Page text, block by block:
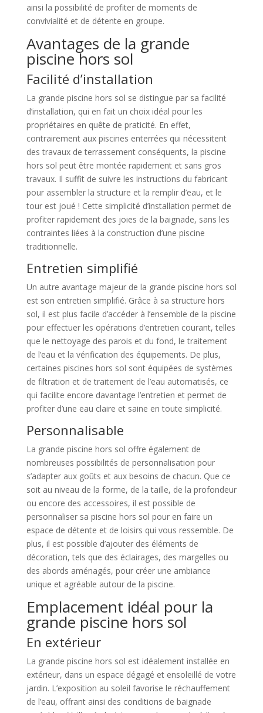
ainsi la possibilité de profiter de moments de
convivialité et de détente en groupe.
Avantages de la grande
piscine hors sol
Facilité d’installation
La grande piscine hors sol se distingue par sa facilité
d’installation, qui en fait un choix idéal pour les
propriétaires en quête de praticité. En effet,
contrairement aux piscines enterrées qui nécessitent
des travaux de terrassement conséquents, la piscine
hors sol peut être montée rapidement et sans gros
travaux. Il suffit de suivre les instructions du fabricant
pour assembler la structure et la remplir d’eau, et le
tour est joué ! Cette simplicité d’installation permet de
profiter rapidement des joies de la baignade, sans les
contraintes liées à la construction d’une piscine
traditionnelle.
Entretien simplifié
Un autre avantage majeur de la grande piscine hors sol
est son entretien simplifié. Grâce à sa structure hors
sol, il est plus facile d’accéder à l’ensemble de la piscine
pour effectuer les opérations d’entretien courant, telles
que le nettoyage des parois et du fond, le traitement
de l’eau et la vérification des équipements. De plus,
certaines piscines hors sol sont équipées de systèmes
de filtration et de traitement de l’eau automatisés, ce
qui facilite encore davantage l’entretien et permet de
profiter d’une eau claire et saine en toute simplicité.
Personnalisable
La grande piscine hors sol offre également de
nombreuses possibilités de personnalisation pour
s’adapter aux goûts et aux besoins de chacun. Que ce
soit au niveau de la forme, de la taille, de la profondeur
ou encore des accessoires, il est possible de
personnaliser sa piscine hors sol pour en faire un
espace de détente et de loisirs qui vous ressemble. De
plus, il est possible d’ajouter des éléments de
décoration, tels que des éclairages, des margelles ou
des abords aménagés, pour créer une ambiance
unique et agréable autour de la piscine.
Emplacement idéal pour la
grande piscine hors sol
En extérieur
La grande piscine hors sol est idéalement installée en
extérieur, dans un espace dégagé et ensoleillé de votre
jardin. L’exposition au soleil favorise le réchauffement
de l’eau, offrant ainsi des conditions de baignade